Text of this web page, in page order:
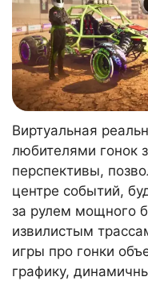
Виртуальная
любителями гонок
перспективы,
центре событий,
за рулем мощного
извилистым
игры про гонки
графику,